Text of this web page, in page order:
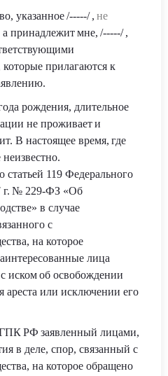
, указанное/-----/ , не
а принадлежитмне, /-----/ ,
которые прилагаются к
рождения, длительное
ии не проживаети
В настоящее время, где
.
статьей 119 Федерального
№ 229-ФЗ «Об
в случае
с
на которое
лица
искомоб освобождении
ареста или исключении его
ГПКРФ заявленный лицами,
в деле, спор, связанный с
на которое обращено